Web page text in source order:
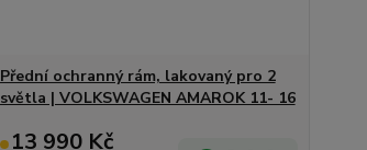
Přední ochranný rám, lakovaný pro 2
světla | VOLKSWAGEN AMAROK 11- 16
13 990 Kč